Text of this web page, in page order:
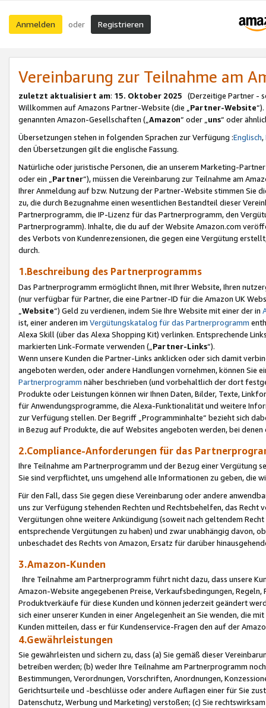
Anmelden oder Registrieren
Vereinbarung zur Teilnahme am
zuletzt aktualisiert am: 15. Oktober 2025 (Derzeitige Partner -
Willkommen auf Amazons Partner-Website (die „Partner-Website
genannten Amazon-Gesellschaften („Amazon“ oder „uns“ oder
Übersetzungen stehen in folgenden Sprachen zur Verfügung :Englisch,
den Übersetzungen gilt die englische Fassung.
Natürliche oder juristische Personen, die an unserem Marketing-
oder ein „Partner“), müssen die Vereinbarung zur Teilnahme am
Ihrer Anmeldung auf bzw. Nutzung der Partner-Website stimmen Sie
zu, die durch Bezugnahme einen wesentlichen Bestandteil dieser
Partnerprogramm, die IP-Lizenz für das Partnerprogramm, den
Partnerprogramm). Inhalte, die du auf der Website Amazon.com
des Verbots von Kundenrezensionen, die gegen eine Vergütung
durch.
1.Beschreibung des Partnerprogramms
Das Partnerprogramm ermöglicht Ihnen, mit Ihrer Website, Ihren
(nur verfügbar für Partner, die eine Partner-ID für die Amazon UK
Website“) Geld zu verdienen, indem Sie Ihre Website mit einer der in
ist, einer anderen im Vergütungskatalog für das Partnerprogramm
Alexa Skill (über das Alexa Shopping Kit) verlinken. Entsprechende
markierten Link-Formate verwenden („ Partner-Links“).
Wenn unsere Kunden die Partner-Links anklicken oder sich damit
angeboten werden, oder andere Handlungen vornehmen, können Sie
Partnerprogramm näher beschrieben (und vorbehaltlich der dort
Produkte oder Leistungen können wir Ihnen Daten, Bilder, Texte,
für Anwendungsprogramme, die Alexa-Funktionalität und weitere
zur Verfügung stellen. Der Begriff „Programminhalte“ bezieht sich
in Bezug auf Produkte, die auf Websites angeboten werden, bei
2.Compliance-Anforderungen für das
Ihre Teilnahme am Partnerprogramm und der Bezug einer Vergütung
Sie sind verpflichtet, uns umgehend alle Informationen zu geben, die
Für den Fall, dass Sie gegen diese Vereinbarung oder andere
uns zur Verfügung stehenden Rechten und Rechtsbehelfen, das
Vergütungen ohne weitere Ankündigung (soweit nach geltendem
entsprechende Vergütungen zu haben) und zwar unabhängig davon,
unbeschadet des Rechts von Amazon, Ersatz für darüber
3.Amazon-Kunden
Ihre Teilnahme am Partnerprogramm führt nicht dazu, dass unsere
Amazon-Website angegebenen Preise, Verkaufsbedingungen,
Produktverkäufe für diese Kunden und können jederzeit geändert
sich einer unserer Kunden in einer Angelegenheit an Sie wenden, die
Kunden mitteilen, dass er für Kundenservice-Fragen den auf der
4.Gewährleistungen
Sie gewährleisten und sichern zu, dass (a) Sie gemäß dieser
betreiben werden; (b) weder Ihre Teilnahme am Partnerprogramm
Bestimmungen, Verordnungen, Vorschriften, Anordnungen,
Gerichtsurteile und -beschlüsse oder andere Auflagen einer für Sie
Datenschutz, Werbung und Marketing) verstoßen; (c) Sie